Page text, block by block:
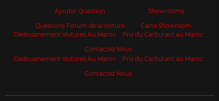
Ajouter Question
Questions Forum de la Voiture
Showrooms
Carte Showroom
Dédouanement Voitures Au Maroc
Prix du Carburant au Maroc
Contactez Nous
Dédouanement Voitures Au Maroc
Prix du Carburant au Maroc
Contactez Nous